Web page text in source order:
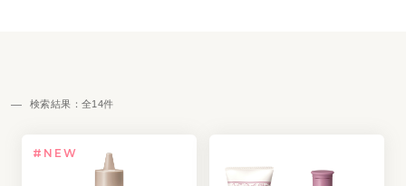
検索結果：全14件
#NEW